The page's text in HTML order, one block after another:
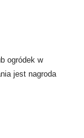
ogródek w
jest nagroda